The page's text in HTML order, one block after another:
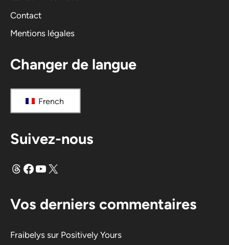
e
:
Contact
Mentions légales
Changer de langue
French
Suivez-nous
FilsFacebook
YouTube
X
Vos derniers commentaires
Fraibelys sur Positively Yours